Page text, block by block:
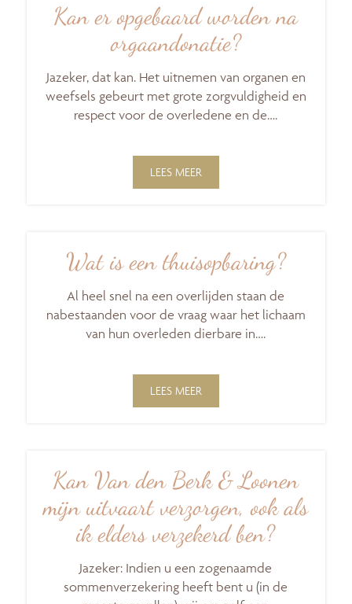
Kan er opgebaard worden na
orgaandonatie?
Jazeker, dat kan. Het uitnemen van organen en
weefsels gebeurt met grote zorgvuldigheid en
respect voor de overledene en de….
LEES MEER
Wat is een thuisopbaring?
Al heel snel na een overlijden staan de
nabestaanden voor de vraag waar het lichaam
van hun overleden dierbare in….
LEES MEER
Kan Van den Berk & Loonen
mijn uitvaart verzorgen, ook als
ik elders verzekerd ben?
Jazeker: Indien u een zogenaamde
sommenverzekering heeft bent u (in de